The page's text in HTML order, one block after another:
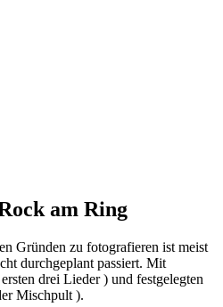
am Ring
Gründen zu fotografieren ist meist
durchgeplant passiert. Mit
drei Lieder ) und festgelegten
Mischpult ).